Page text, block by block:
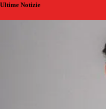
Ultime Notizie